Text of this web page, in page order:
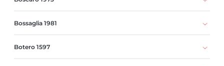
Bossaglia 1981
Botero 1597